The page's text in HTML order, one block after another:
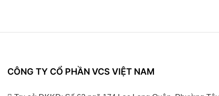
CÔNG TY CỔ PHẦN VCS VIỆT NAM